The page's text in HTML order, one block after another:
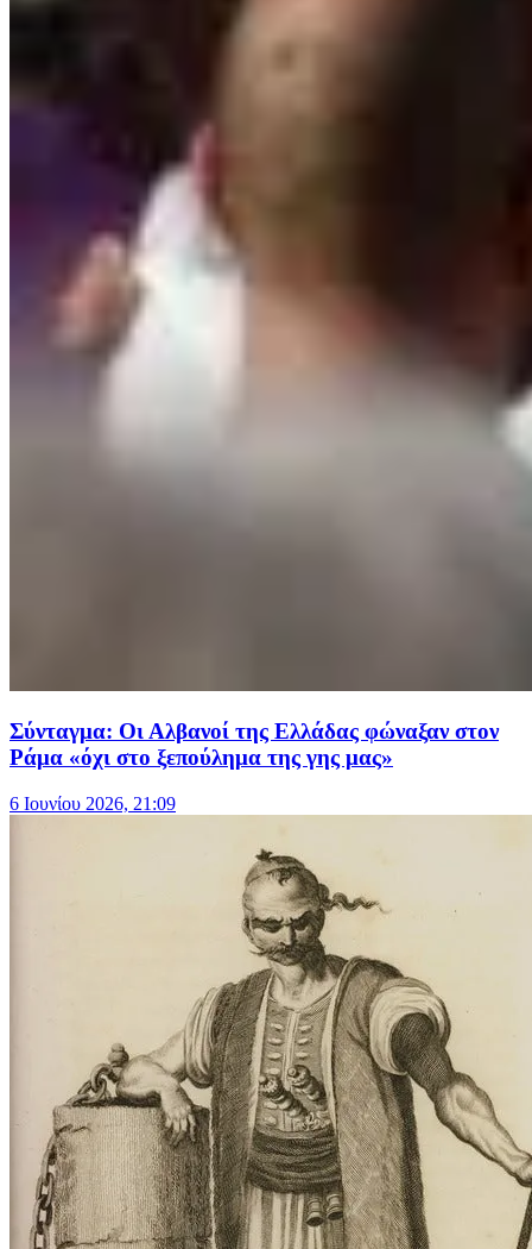
Σύνταγμα: Οι Αλβανοί της Ελλάδας φώναξαν στον
Ράμα «όχι στο ξεπούλημα της γης μας»
6 Ιουνίου 2026, 21:09